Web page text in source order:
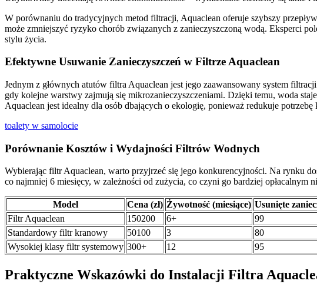
W porównaniu do tradycyjnych metod filtracji, Aquaclean oferuje szybszy
może zmniejszyć ryzyko chorób związanych z zanieczyszczoną wodą. Eksperci
stylu życia.
Efektywne Usuwanie Zanieczyszczeń w Filtrze Aquaclean
Jednym z głównych atutów filtra Aquaclean jest jego zaawansowany system
gdy kolejne warstwy zajmują się mikrozanieczyszczeniami. Dzięki temu, woda
Aquaclean jest idealny dla osób dbających o ekologię, ponieważ redukuje
toalety w samolocie
Porównanie Kosztów i Wydajności Filtrów Wodnych
Wybierając filtr Aquaclean, warto przyjrzeć się jego konkurencyjności. Na rynku
co najmniej 6 miesięcy, w zależności od zużycia, co czyni go bardziej
Model Cena (zł) Żywotność (miesiące) Usunięte
Filtr Aquaclean
150200 6+
99
Standardowy filtr kranowy
50100 3
80
Wysokiej klasy filtr systemowy 300+ 12 95
Praktyczne Wskazówki do Instalacji Filtra